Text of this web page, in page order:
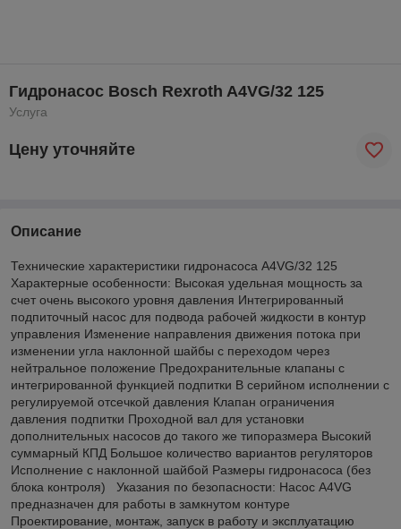
Гидронасос Bosch Rexroth A4VG/32 125
Услуга
Цену уточняйте
Описание
Технические характеристики гидронасоса A4VG/32 125
Характерные особенности: Высокая удельная мощность за
счет очень высокого уровня давления Интегрированный
подпиточный насос для подвода рабочей жидкости в контур
управления Изменение направления движения потока при
изменении угла наклонной шайбы с переходом через
нейтральное положение Предохранительные клапаны с
интегрированной функцией подпитки В серийном исполнении с
регулируемой отсечкой давления Клапан ограничения
давления подпитки Проходной вал для установки
дополнительных насосов до такого же типоразмера Высокий
суммарный КПД Большое количество вариантов регуляторов
Исполнение с наклонной шайбой Размеры гидронасоса (без
блока контроля) Указания по безопасности: Насос A4VG
предназначен для работы в замкнутом контуре
Проектирование, монтаж, запуск в работу и эксплуатацию